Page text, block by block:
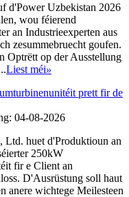
d'Power Uzbekistan 2026
wou féierend
an Industrieexperten aus
zesummebruecht goufen.
Optrëtt op der Ausstellung
Liest méi»
prett fir de
04-08-2026
Ltd. huet d'Produktioun an
250kW
fir e Client an
D'Ausrüstung soll haut
anere wichtege Meilesteen